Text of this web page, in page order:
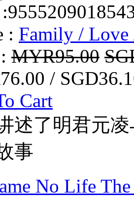
: Family / Love
MYR95.00
/
Cart
述了明君元
事
No Life